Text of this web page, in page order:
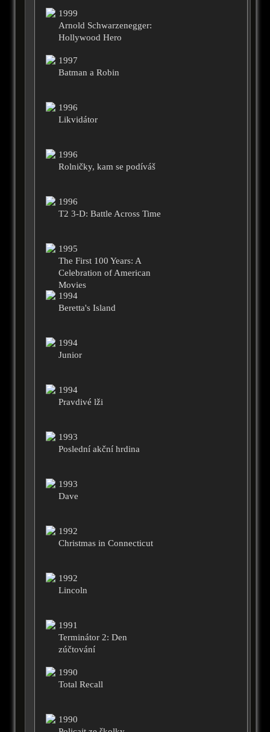
1999
Arnold Schwarzenegger:
Hollywood Hero
1997
Batman a Robin
1996
Likvidátor
1996
Rolničky, kam se podíváš
1996
T2 3-D: Battle Across Time
1995
The First 100 Years: A
Celebration of American
Movies
1994
Beretta's Island
1994
Junior
1994
Pravdivé lži
1993
Poslední akční hrdina
1993
Dave
1992
Christmas in Connecticut
1992
Lincoln
1991
Terminátor 2: Den
zúčtování
1990
Total Recall
1990